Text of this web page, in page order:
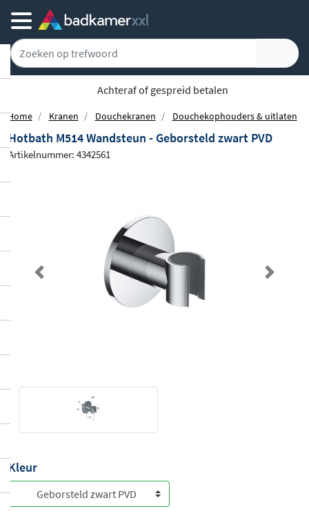
Achteraf of gespreid betalen
Home Kranen Douchekranen Douchekophouders & uitlaten
Hotbath M514 Wandsteun - Geborsteld zwart PVD
Artikelnummer: 4342561
Previous Next
Kleur